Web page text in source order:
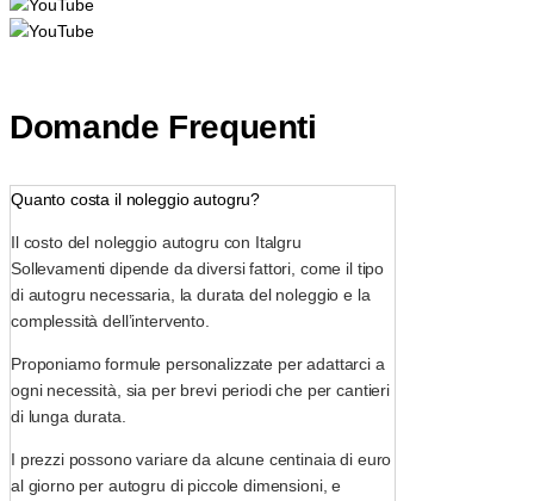
Domande Frequenti
Quanto costa il noleggio autogru?
Il costo del noleggio autogru con Italgru
Sollevamenti dipende da diversi fattori, come il tipo
di autogru necessaria, la durata del noleggio e la
complessità dell’intervento.
Proponiamo formule personalizzate per adattarci a
ogni necessità, sia per brevi periodi che per cantieri
di lunga durata.
I prezzi possono variare da alcune centinaia di euro
al giorno per autogru di piccole dimensioni, e